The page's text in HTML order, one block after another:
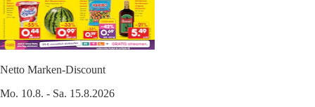
Netto Marken-Discount
Mo. 10.8. - Sa. 15.8.2026